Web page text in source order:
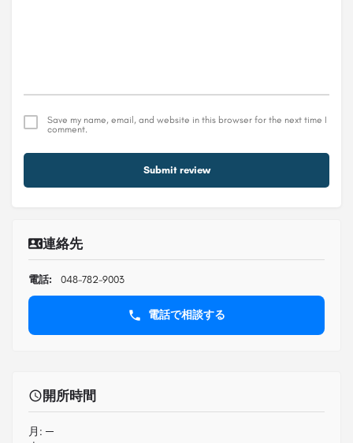
Save my name, email, and website in this browser for the next time I
comment.
Submit review
連絡先
電話: 048-782-9003
電話で相談する
開所時間
月: ─